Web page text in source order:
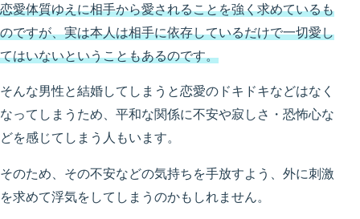
恋愛体質ゆえに相手から愛されることを強く求めているも
のですが、実は本人は相手に依存しているだけで一切愛し
てはいないということもあるのです。
そんな男性と結婚してしまうと恋愛のドキドキなどはなく
なってしまうため、平和な関係に不安や寂しさ・恐怖心な
どを感じてしまう人もいます。
そのため、その不安などの気持ちを手放すよう、外に刺激
を求めて浮気をしてしまうのかもしれません。